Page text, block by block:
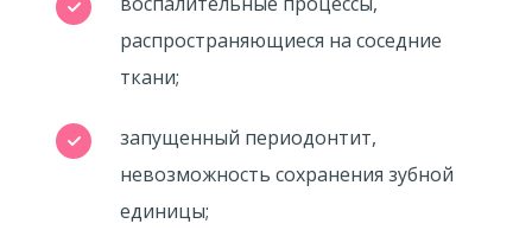
распространяющиеся на соседние
ткани;
запущенный периодонтит,
невозможность сохранения зубной
единицы;